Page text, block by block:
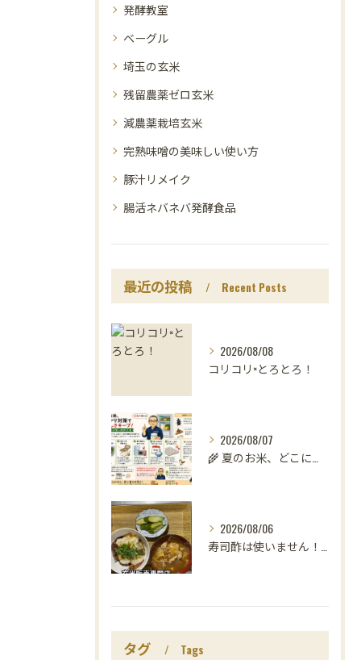
発酵教室
ベーグル
埼玉の玄米
残留農薬ゼロ玄米
減農薬栽培玄米
完熟味噌の美味しい使い方
豚汁リメイク
腸活ネバネバ発酵食品
最近の投稿 Recent Posts
2026/08/08
コリコリ×とろとろ！
2026/08/07
🌾 夏のお米、どこに置いていますか？
2026/08/06
寿司酢は使いません！😳
タグ Tags